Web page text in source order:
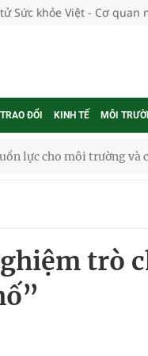
Sức khỏe Việt - Cơ quan
ĐỔI KINH TẾ MÔI
lực cho môi trường và
riêng 2026
cấp cứu, điều trị đột
trò